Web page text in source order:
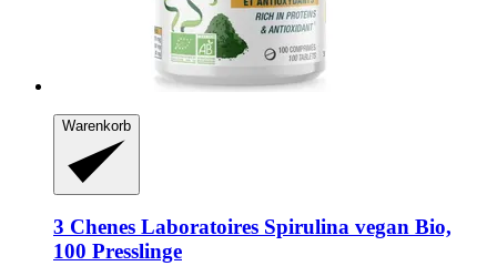
Warenkorb
3 Chenes Laboratoires Spirulina vegan Bio,
100 Presslinge